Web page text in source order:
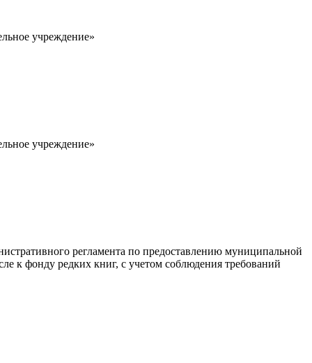
учреждение»
учреждение»
регламента по предоставлению муниципальной
к фонду редких книг, с учетом соблюдения требований